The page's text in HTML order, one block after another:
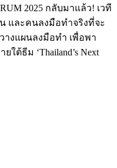
2025 กลับมาแล้ว! เวที
และคนลงมือทำจริงที่จะ
างแผนลงมือทำ เพื่อพา
ใต้ธีม ‘Thailand’s Next